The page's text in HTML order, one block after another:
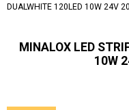
DUALWHITE 120LED 10W 24V
MINALOX LED
10W